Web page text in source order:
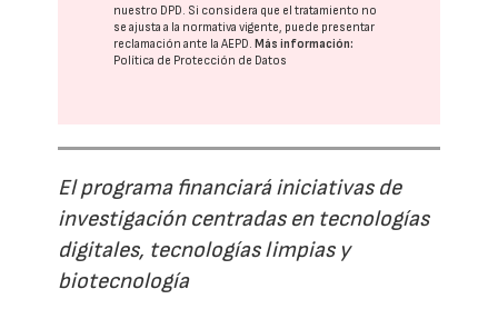
nuestro DPD . Si considera que el tratamiento no
se ajusta a la normativa vigente, puede presentar
reclamación ante laAEPD .Más información:
Política de Protección de Datos
El programa financiará iniciativas de
investigación centradas en tecnologías
digitales, tecnologías limpias y
biotecnología